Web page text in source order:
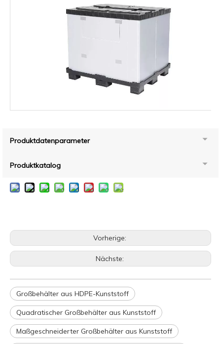
Produktdatenparameter
Produktkatalog
Vorherige:
Nächste:
Großbehälter aus HDPE-Kunststoff
Quadratischer Großbehälter aus Kunststoff
Maßgeschneiderter Großbehälter aus Kunststoff